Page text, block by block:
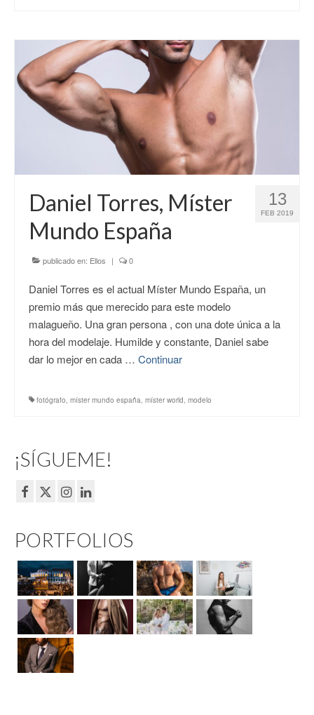
13
FEB 2019
Daniel Torres, Míster
Mundo España
publicado en: Ellos | 0
Daniel Torres es el actual Míster Mundo España, un
premio más que merecido para este modelo
malagueño. Una gran persona , con una dote única a la
hora del modelaje. Humilde y constante, Daniel sabe
dar lo mejor en cada … Continuar
fotógrafo, míster mundo españa, míster world, modelo
¡SÍGUEME!
PORTFOLIOS